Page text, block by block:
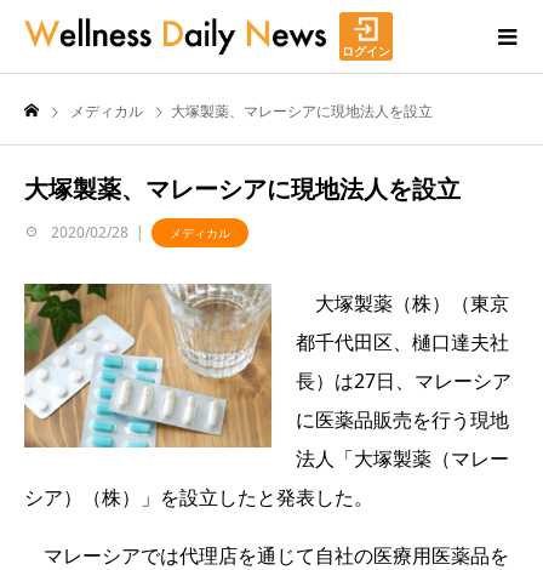
ログイン
メディカル 大塚製薬、マレーシアに現地法人を設立
大塚製薬、マレーシアに現地法人を設立
2020/02/28 メディカル
大塚製薬（株）（東京
都千代田区、樋口達夫社
長）は27日、マレーシア
に医薬品販売を行う現地
法人「大塚製薬（マレー
シア）（株）」を設立したと発表した。
マレーシアでは代理店を通じて自社の医療用医薬品を